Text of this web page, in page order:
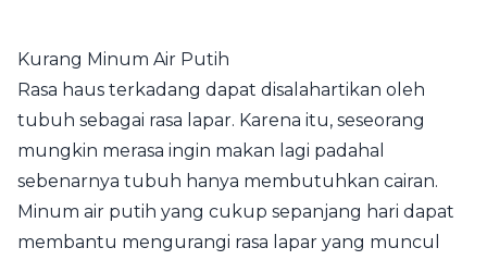
Kurang Minum Air Putih
Rasa haus terkadang dapat disalahartikan oleh
tubuh sebagai rasa lapar. Karena itu, seseorang
mungkin merasa ingin makan lagi padahal
sebenarnya tubuh hanya membutuhkan cairan.
Minum air putih yang cukup sepanjang hari dapat
membantu mengurangi rasa lapar yang muncul